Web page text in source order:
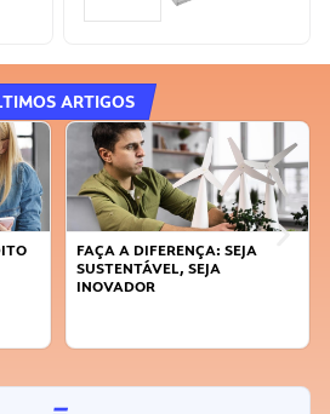
ARTIGOS
FAÇA A DIFERENÇA: SEJA
SUSTENTÁVEL, SEJA
INOVADOR